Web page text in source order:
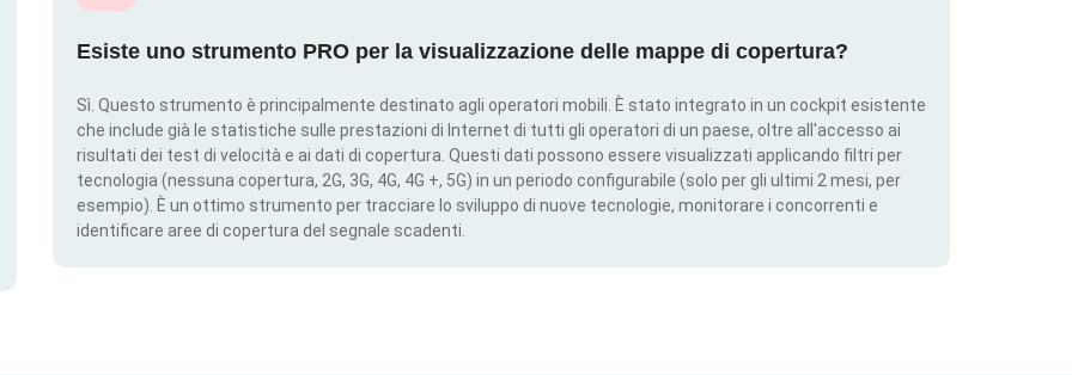
Esiste uno strumento PRO per la visualizzazione delle mappe di copertura?
Sì. Questo strumento è principalmente destinato agli operatori mobili. È stato integrato in un cockpit esistente
che include già le statistiche sulle prestazioni di Internet di tutti gli operatori di un paese, oltre all'accesso ai
risultati dei test di velocità e ai dati di copertura. Questi dati possono essere visualizzati applicando filtri per
tecnologia (nessuna copertura, 2G, 3G, 4G, 4G +, 5G) in un periodo configurabile (solo per gli ultimi 2 mesi, per
esempio). È un ottimo strumento per tracciare lo sviluppo di nuove tecnologie, monitorare i concorrenti e
identificare aree di copertura del segnale scadenti.